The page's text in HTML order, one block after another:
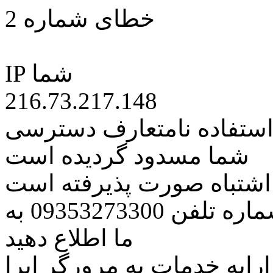
خطای شماره 2
IP شما
216.73.217.148
نامتعارف دسترسی
شما مسدود گردیده است
اشتباه صورت پذیرفته است
مراتب این مسئله را از طریق شماره تلفن 09353273300 به
ما اطلاع دهید
خدمات به مرورگر اپرا